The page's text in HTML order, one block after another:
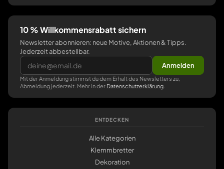
10 % Willkommensrabatt sichern
Newsletter abonnieren: neue Motive, Aktionen & Tipps.
Jederzeit abbestellbar.
Anmelden
Mit der Anmeldung stimmst du dem Erhalt des Newsletters zu,
Abmeldung jederzeit. Mehr in der Datenschutzerklärung
ENTDECKEN
Alle Kategorien
Klemmbretter
Dekoration